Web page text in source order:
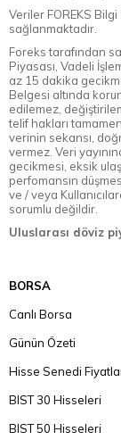
Veriler FOREKS
sağlanmaktadır.
Foreks tarafından
Piyasası, Vadeli
az 15 dakika
Belgesi altında
edilemez,
telif hakları
verinin sekansı,
vermez. Veri
gecikmesi, eksik
perfomansın
ve / veya
sorumlu değildir.
Uluslarası döviz
BORSA
Canlı Borsa
Günün Özeti
Hisse Senedi
BIST 30 Hisseleri
BIST 50 Hisseleri